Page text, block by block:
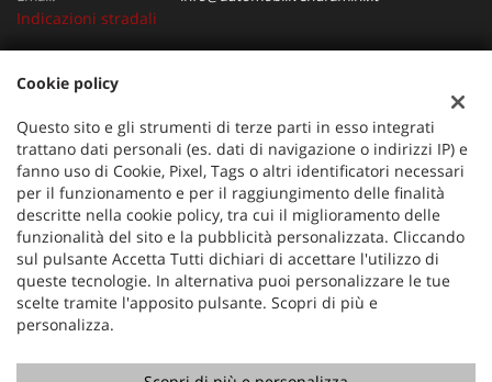
Indicazioni stradali
Dati fiscali:
Automobili Vendramini srl
Via Verdi, 97, Oderzo (TV)
C.F/P.IVA:04823130267
Registro delle imprese:TV
Cookie policy
Questo sito e gli strumenti di terze parti in esso integrati
trattano dati personali (es. dati di navigazione o indirizzi IP) e
fanno uso di Cookie, Pixel, Tags o altri identificatori necessari
per il funzionamento e per il raggiungimento delle finalità
descritte nella cookie policy, tra cui il miglioramento delle
funzionalità del sito e la pubblicità personalizzata. Cliccando
sul pulsante Accetta Tutti dichiari di accettare l'utilizzo di
queste tecnologie. In alternativa puoi personalizzare le tue
scelte tramite l'apposito pulsante. Scopri di più e
personalizza.